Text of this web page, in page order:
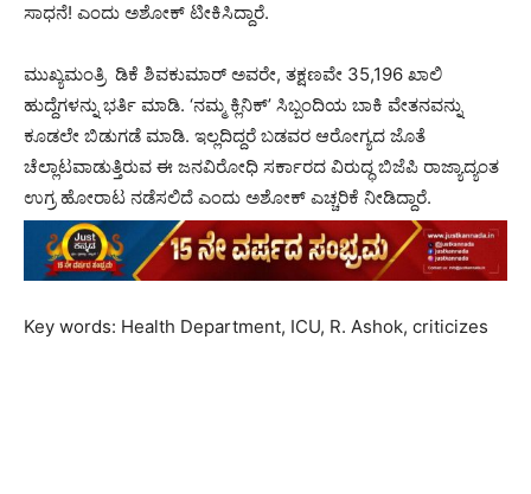
ಸಾಧನೆ! ಎಂದು ಅಶೋಕ್ ಟೀಕಿಸಿದ್ದಾರೆ.
ಮುಖ್ಯಮಂತ್ರಿ ಡಿಕೆ ಶಿವಕುಮಾರ್ ಅವರೇ, ತಕ್ಷಣವೇ 35,196 ಖಾಲಿ
ಹುದ್ದೆಗಳನ್ನು ಭರ್ತಿ ಮಾಡಿ. ‘ನಮ್ಮ ಕ್ಲಿನಿಕ್’ ಸಿಬ್ಬಂದಿಯ ಬಾಕಿ ವೇತನವನ್ನು
ಕೂಡಲೇ ಬಿಡುಗಡೆ ಮಾಡಿ. ಇಲ್ಲದಿದ್ದರೆ ಬಡವರ ಆರೋಗ್ಯದ ಜೊತೆ
ಚೆಲ್ಲಾಟವಾಡುತ್ತಿರುವ ಈ ಜನವಿರೋಧಿ ಸರ್ಕಾರದ ವಿರುದ್ಧ ಬಿಜೆಪಿ ರಾಜ್ಯಾದ್ಯಂತ
ಉಗ್ರ ಹೋರಾಟ ನಡೆಸಲಿದೆ ಎಂದು ಅಶೋಕ್ ಎಚ್ಚರಿಕೆ ನೀಡಿದ್ದಾರೆ.
Key words: Health Department, ICU, R. Ashok, criticizes